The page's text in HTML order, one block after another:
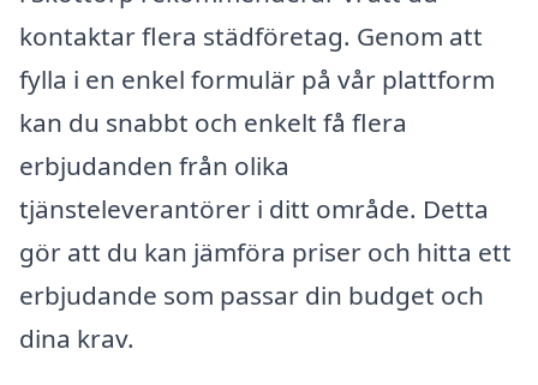
kontaktar flera städföretag. Genom att
fylla i en enkel formulär på vår plattform
kan du snabbt och enkelt få flera
erbjudanden från olika
tjänsteleverantörer i ditt område. Detta
gör att du kan jämföra priser och hitta ett
erbjudande som passar din budget och
dina krav.